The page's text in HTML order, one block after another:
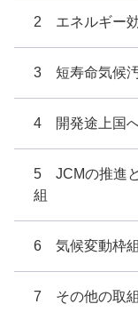
2 エネルギー
3 短寿命気候
4 開発途上国
5 JCMの推進
組
6 気候変動枠組
7 その他の取組